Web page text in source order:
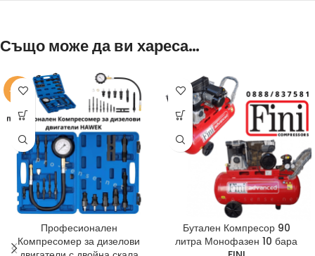
Също може да ви хареса…
-20%
Професионален
Компресомер за дизелови
Бутален Компресор 90
литра Монофазен 10 бара